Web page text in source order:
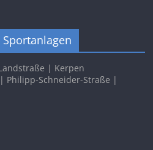
| Kerpen
| Philipp-Schneider-Straße |